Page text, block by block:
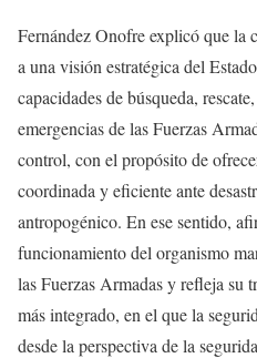
Fernández Onofre explicó que la
a una visión estratégica del
capacidades de búsqueda,
emergencias de las Fuerzas
control, con el propósito de
coordinada y eficiente ante
antropogénico. En ese sentido,
funcionamiento del organismo
las Fuerzas Armadas y refleja su
más integrado, en el que la
desde la perspectiva de la